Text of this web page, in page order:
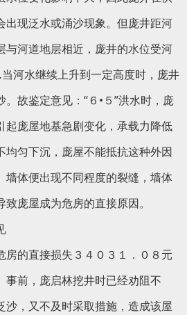
出现泛水或涌沙现象。但庞井距河
与河道地层相近，庞井的水位受河
河水继续上升到一定高度时，庞井
故鉴定意见：“６•５”洪水时，庞
起庞屋地基急剧变化，承载力降低
均匀下沉，庞屋不能抵抗这种外因
墙体便出现不同程度的裂缝，墙体
庞屋成为危房的直接原因。
的直接损失３４０３１．０８元
事前，庞启林挖井时已经劝阻不
沙，又不及时采取措施，造成该屋